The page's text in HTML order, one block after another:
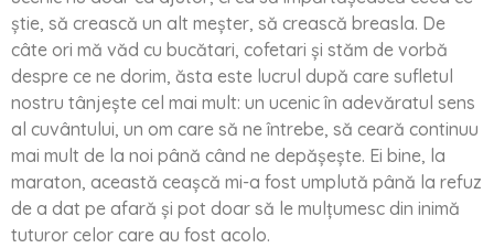
știe, să crească un alt meșter, să crească breasla. De
câte ori mă văd cu bucătari, cofetari și stăm de vorbă
despre ce ne dorim, ăsta este lucrul după care sufletul
nostru tânjește cel mai mult: un ucenic în adevăratul sens
al cuvântului, un om care să ne întrebe, să ceară continuu
mai mult de la noi până când ne depășește. Ei bine, la
maraton, această ceașcă mi-a fost umplută până la refuz
de a dat pe afară și pot doar să le mulțumesc din inimă
tuturor celor care au fost acolo.